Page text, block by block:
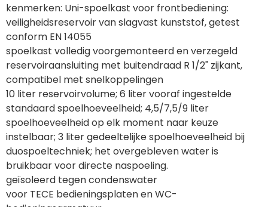
kenmerken: Uni-spoelkast voor frontbediening:
veiligheidsreservoir van slagvast kunststof, getest
conform EN 14055
spoelkast volledig voorgemonteerd en verzegeld
reservoiraansluiting met buitendraad R 1/2" zijkant,
compatibel met snelkoppelingen
10 liter reservoirvolume; 6 liter vooraf ingestelde
standaard spoelhoeveelheid; 4,5/7,5/9 liter
spoelhoeveelheid op elk moment naar keuze
instelbaar; 3 liter gedeeltelijke spoelhoeveelheid bij
duospoeltechniek; het overgebleven water is
bruikbaar voor directe naspoeling.
geïsoleerd tegen condenswater
voor TECE bedieningsplaten en WC-